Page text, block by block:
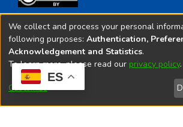
ES
Todos los contenidos de
licenciados bajo
Creative Commoms License
© 2025. Instituto Nacional de Salud -
We collect and process your personal
following purposes: Authentication,
Acknowledgement and Statistics.
To learn more, please read our privacy policy.
Customize